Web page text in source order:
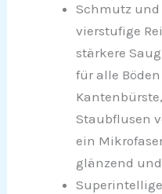
Schmutz und
vierstufige
stärkere
für alle
Staubflusen
ein
glänzend